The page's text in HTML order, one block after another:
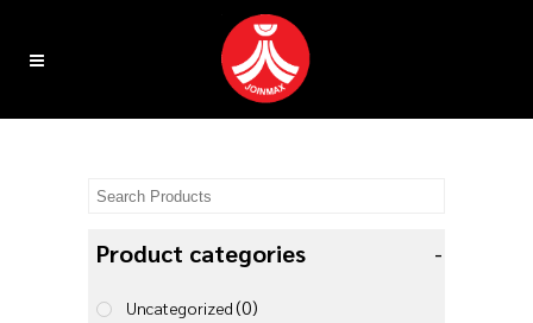
Product categories -
Uncategorized(0)